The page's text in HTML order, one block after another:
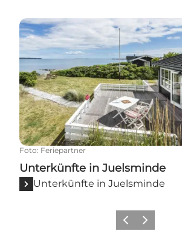
Unterkünfte in Juelsminde
Foto: Feriepartner
Unterkünfte in Juelsminde
Unterkünfte in Juelsminde
ZurückWeiter